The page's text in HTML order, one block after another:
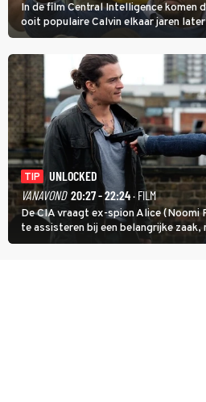
In de film Central Intelligence komen
ooit populaire Calvin elkaar jaren
inmiddels supergespierd en
goed kan gebruiken.
TIP
UNLOCKED
VANAVOND 20:27 - 22:24· FILM
De CIA vraagt ex-spion Alice (Noomi
te assisteren bij een belangrijke
degene die haar aanstelde kwade